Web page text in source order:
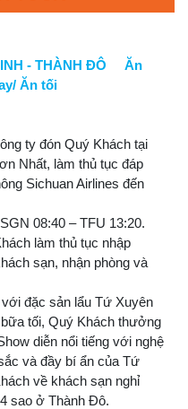
- THÀNH ĐÔ Ăn
Ăn tối
ty đón Quý Khách tại
Nhất, làm thủ tục đáp
Sichuan Airlines đến
08:40 – TFU 13:20.
làm thủ tục nhập
sạn, nhận phòng và
đặc sản lẩu Tứ Xuyên
tối, Quý Khách thưởng
diễn nổi tiếng với nghệ
và đầy bí ẩn của Tứ
về khách sạn nghỉ
sao ở Thành Đô.